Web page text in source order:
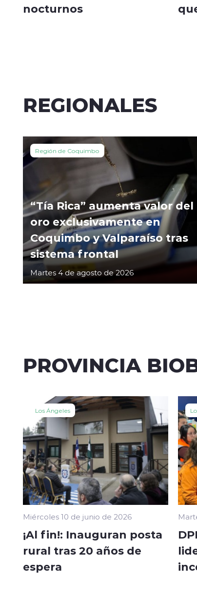
nocturnos
REGIONALES
Región de Coquimbo
“Tía Rica” aumenta valor del
oro exclusivamente en
Coquimbo y Valparaíso tras
sistema frontal
Martes 4 de agosto de 2026
PROVINCIA
Los Ángeles
Miércoles 10 de junio de 2026
¡Al fin!: Inauguran posta
rural tras 20 años de
espera